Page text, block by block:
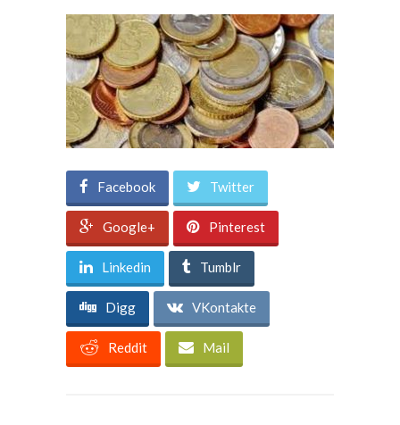
Facebook Twitter
Google+ Pinterest
Linkedin Tumblr
Digg VKontakte
Reddit Mail